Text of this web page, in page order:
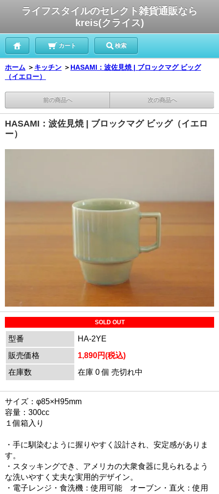
ライフスタイルのセレクト雑貨通販なら
kreis(クライス)
カート 検索
ホーム ＞ キッチン ＞ HASAMI：波佐見焼 | ブロックマグ ビッグ
（イエロー）
前の商品へ 次の商品へ
HASAMI：波佐見焼 | ブロックマグ ビッグ（イエロ
ー）
SOLD OUT
型番
HA-2YE
販売価格
1,890円(税込)
在庫数
在庫 0 個 売切れ中
サイズ：φ85×H95mm
容量：300cc
１個箱入り
・手に馴染むように握りやすく設計され、安定感がありま
す。
・スタッキングでき、アメリカの大衆食器に見られるよう
な洗いやすく丈夫な実用的デザイン。
・電子レンジ・食洗機：使用可能 オーブン・直火：使用